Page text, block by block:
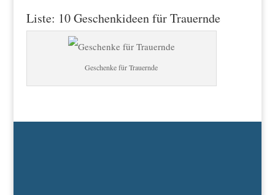
Liste: 10 Geschenkideen für Trauernde
Geschenke für Trauernde